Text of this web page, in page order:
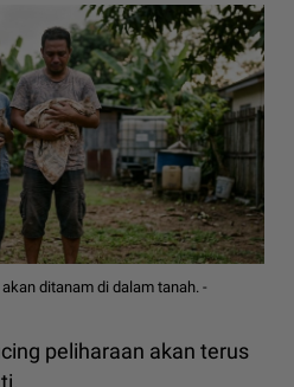
ditanam di dalam tanah. -
peliharaan akan terus